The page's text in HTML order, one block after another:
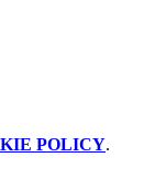
POLICY.